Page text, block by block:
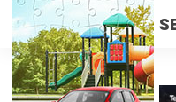
Tembus 210,47